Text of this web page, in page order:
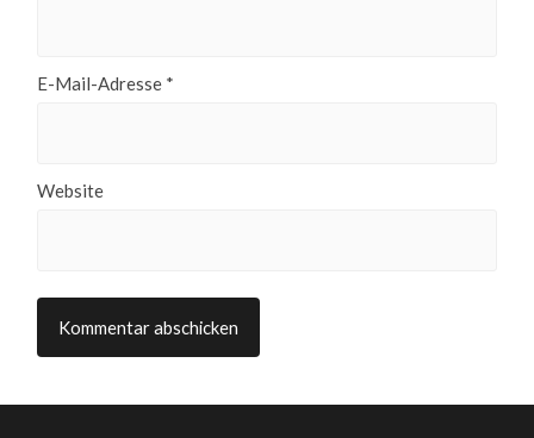
E-Mail-Adresse *
Website